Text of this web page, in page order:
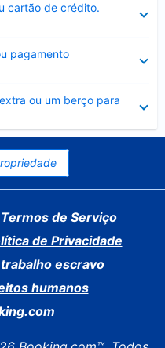
cartão de crédito.
pagamento
ou um berço para
Termos de Serviço
de Privacidade
escravo
humanos